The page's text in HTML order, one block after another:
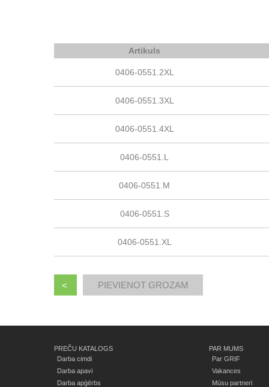
Artikuls
0406-0551.2XL
0406-0551.3XL
0406-0551.4XL
0406-0551.L
0406-0551.M
0406-0551.S
0406-0551.XL
<
PREČU KATALOGS
Darba cimdi
Darba apavi
Darba apģērbs
PAR MUMS
Par GRIF
Vakances
Mūsu partneri